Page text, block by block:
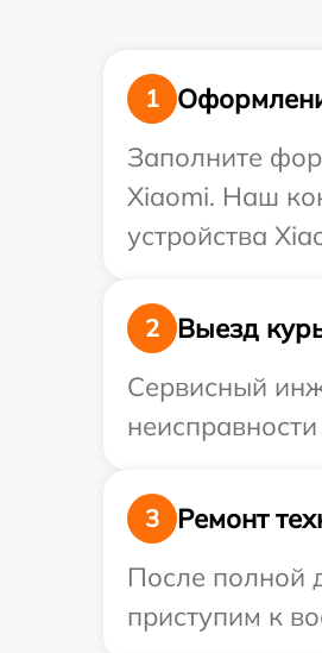
1
Заполните
Xiaomi. Наш
устройства
2
Выезд
Сервисный
3
Ремонт
После полной
приступим к